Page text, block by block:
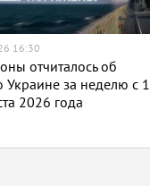
16:30
отчиталось об
Украине за неделю с 1
2026 года